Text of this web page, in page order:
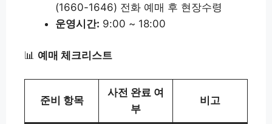
(1660-1646) 전화 예매 후 현장수령
운영시간: 9:00 ~ 18:00
📊 예매 체크리스트
준비 항목
사전 완료 여
부
비고